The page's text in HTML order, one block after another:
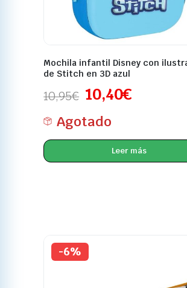
Mochila infantil Disney con
de Stitch en 3D azul
10,95€ 10,40€
Agotado
Leer más
-6%